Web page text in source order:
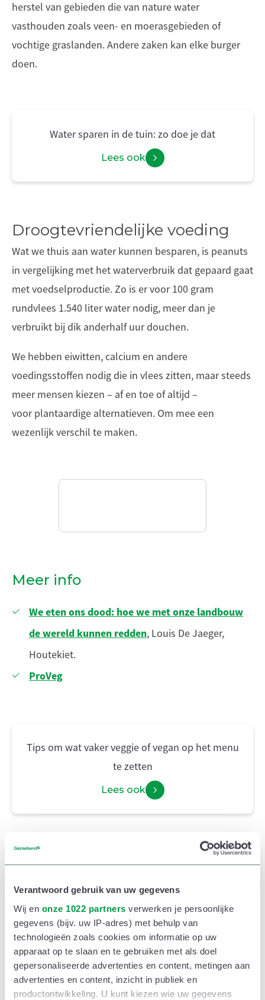
Verantwoord gebruik van uw gegevens
Wij en onze 1022 partners verwerken je persoonlijke
gegevens (bijv. uw IP-adres) met behulp van
technologieën zoals cookies om informatie op uw
apparaat op te slaan en te gebruiken met als doel
gepersonaliseerde advertenties en content, metingen aan
advertenties en content, inzicht in publiek en
productontwikkeling. U kunt kiezen wie uw gegevens
herstel van gebieden die van nature water
vasthouden zoals veen- en moerasgebieden of
vochtige graslanden. Andere zaken kan elke burger
doen.
Water sparen in de tuin: zo doe je dat
Lees ook
Droogtevriendelijke voeding
Wat we thuis aan water kunnen besparen, is peanuts
in vergelijking met het waterverbruik dat gepaard gaat
met voedselproductie. Zo is er voor 100 gram
rundvlees 1.540 liter water nodig, meer dan je
verbruikt bij dik anderhalf uur douchen.
We hebben eiwitten, calcium en andere
voedingsstoffen nodig die in vlees zitten, maar steeds
meer mensen kiezen – af en toe of altijd –
voor plantaardige alternatieven. Om mee een
wezenlijk verschil te maken.
Meer info
We eten ons dood: hoe we met onze landbouw
de wereld kunnen redden, Louis De Jaeger,
Houtekiet.
ProVeg
Tips om wat vaker veggie of vegan op het menu
te zetten
Lees ook
Drinkwater
Wist je dat de ecologische voetafdruk van
flessenwater hoog is? Zeker bij plastic flessen, maar
zelfs bij glazen flessen. Dat komt onder andere door
het transport tussen bron, bottelarij, verdeelcentra en
winkel. Kraantjeswater drinken is veel duurzamer.